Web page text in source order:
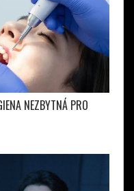
NEZBYTNÁ PRO